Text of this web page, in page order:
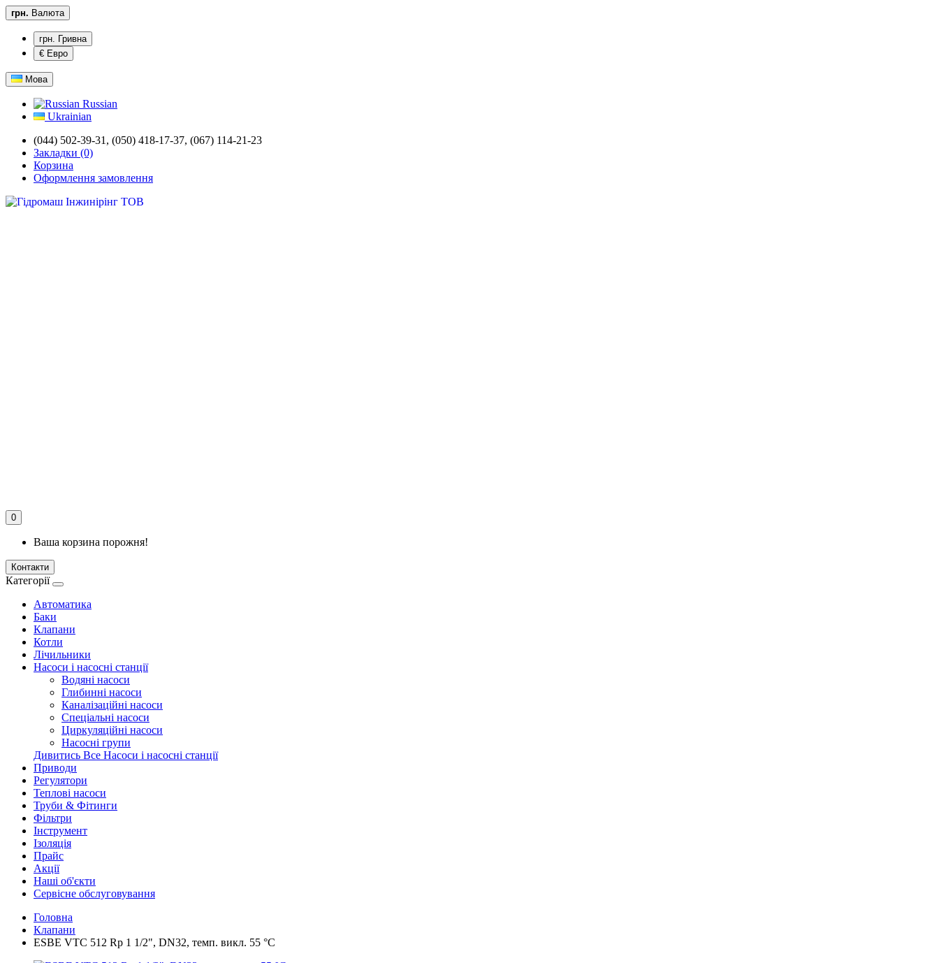
грн. Валюта
грн. Гривна
€ Евро
Мова
Russian
Ukrainian
(044) 502-39-31, (050) 418-17-37, (067) 114-21-23
Закладки (0)
Корзина
Оформлення замовлення
0
Ваша корзина порожня!
Контакти
Категорії
Автоматика
Баки
Клапани
Котли
Лічильники
Насоси і насосні станції
Водяні насоси
Глибинні насоси
Каналізаційні насоси
Спеціальні насоси
Циркуляційні насоси
Насосні групи
Дивитись Все Насоси і насосні станції
Приводи
Регулятори
Теплові насоси
Труби & Фітинги
Фільтри
Інструмент
Ізоляція
Прайс
Акції
Наші об'єкти
Сервісне обслуговування
Головна
Клапани
ESBE VTC 512 Rp 1 1/2", DN32, темп. викл. 55 °C